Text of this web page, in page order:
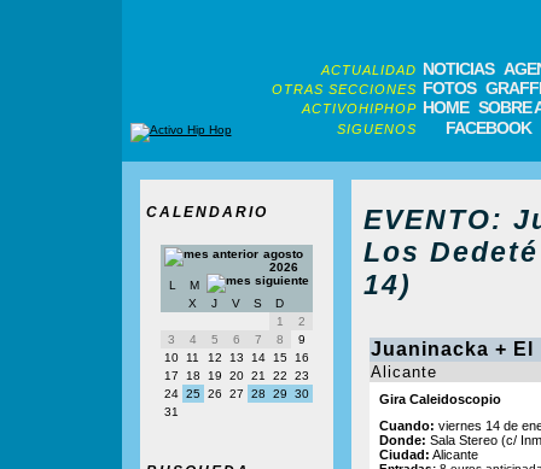
ACTUALIDAD NOTICIAS
OTRAS SECCIONES FOTOS
ACTIVOHIPHOP HOME SOBRE
SIGUENOS FACEBOOK
CALENDARIO
agosto
2026
L
M
X
J V S
D
1
2
3
4 5 6 7 8
9
10
11 12 13 14 15
16
17
18 19 20 21 22
23
24 25 26 27 28 29
30
31
EVENTO:
Los
14)
Juaninacka + El
Alicante
Gira Caleidoscopio
Cuando: viernes 14 de
Donde: Sala Stereo (c/
Ciudad: Alicante